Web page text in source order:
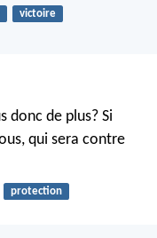
victoire
donc de plus? Si
qui sera contre
protection